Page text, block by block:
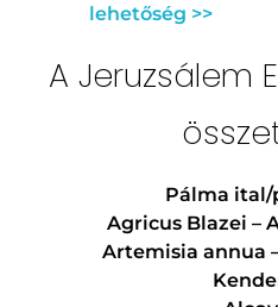
lehetőség >>
A Jeruzsálem
Pálma
Agricus Blazei –
Artemisia annua